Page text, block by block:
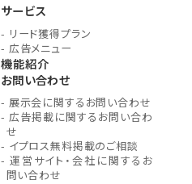
サービス
- リード獲得プラン
- 広告メニュー
機能紹介
お問い合わせ
- 展示会に関するお問い合わせ
- 広告掲載に関するお問い合わ
せ
- イプロス無料掲載のご相談
- 運営サイト・会社に関するお
問い合わせ